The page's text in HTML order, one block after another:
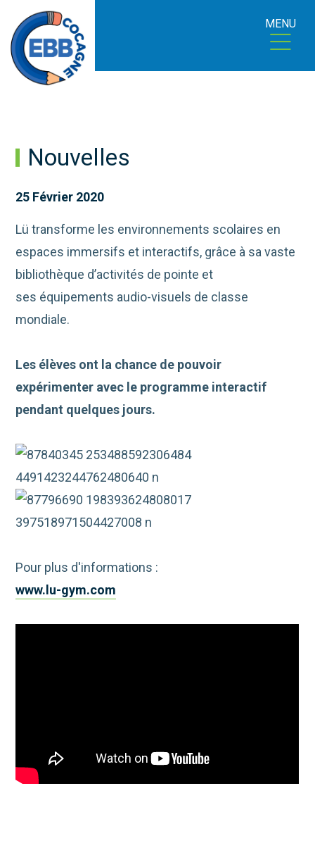
MENU
Nouvelles
25 Février 2020
Lü transforme les environnements scolaires en
espaces immersifs et interactifs, grâce à sa vaste
bibliothèque d’activités de pointe et
ses équipements audio-visuels de classe
mondiale.
Les élèves ont la chance de pouvoir
expérimenter avec le programme interactif
pendant quelques jours.
Pour plus d'informations :
www.lu-gym.com